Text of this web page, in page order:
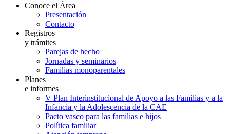
Conoce el Área
Presentación
Contacto
Registros
y trámites
Parejas de hecho
Jornadas y seminarios
Familias monoparentales
Planes
e informes
V Plan Interinstitucional de Apoyo a las Familias y a la
Infancia y la Adolescencia de la CAE
Pacto vasco para las familias e hijos
Política familiar